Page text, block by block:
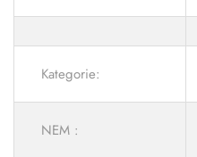
Kategorie:
NEM :